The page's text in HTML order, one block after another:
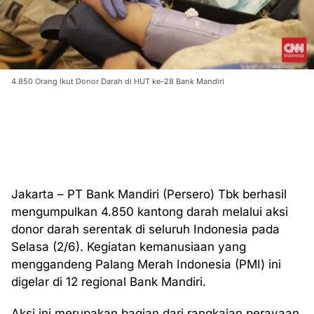
4.850 Orang Ikut Donor Darah di HUT ke-28 Bank Mandiri
Jakarta – PT Bank Mandiri (Persero) Tbk berhasil
mengumpulkan 4.850 kantong darah melalui aksi
donor darah serentak di seluruh Indonesia pada
Selasa (2/6). Kegiatan kemanusiaan yang
menggandeng Palang Merah Indonesia (PMI) ini
digelar di 12 regional Bank Mandiri.